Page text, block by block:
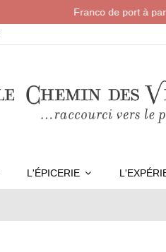
Franco de port à partir
L'ÉPICERIE